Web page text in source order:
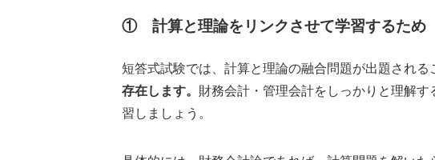
① 計算と理論をリンクさせて学習するため
短答式試験では、計算と理論の融合問題が出題される
存在します。 財務会計・管理会計をしっかりと理解
習しましょう。